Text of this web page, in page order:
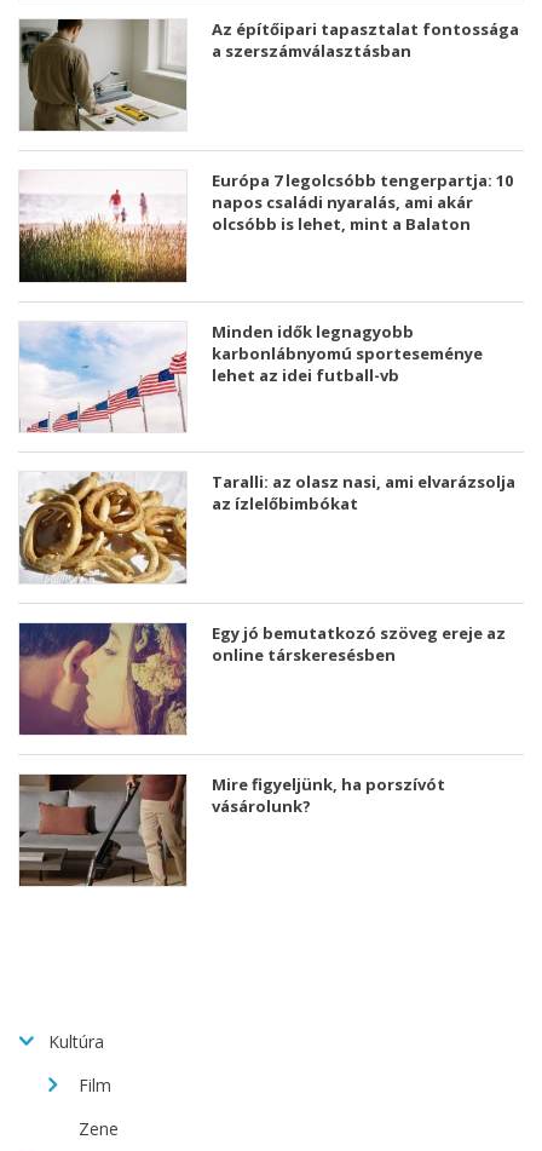
Az építőipari tapasztalat fontossága
a szerszámválasztásban
Európa 7 legolcsóbb tengerpartja: 10
napos családi nyaralás, ami akár
olcsóbb is lehet, mint a Balaton
Minden idők legnagyobb
karbonlábnyomú sporteseménye
lehet az idei futball-vb
Taralli: az olasz nasi, ami elvarázsolja
az ízlelőbimbókat
Egy jó bemutatkozó szöveg ereje az
online társkeresésben
Mire figyeljünk, ha porszívót
vásárolunk?
Kultúra
Film
Zene